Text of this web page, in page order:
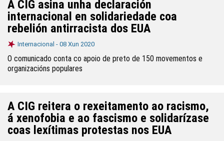
A CIG asina unha declaración
internacional en solidariedade coa
rebelión antirracista dos EUA
Internacional - 08 Xun 2020
O comunicado conta co apoio de preto de 150 movementos e
organizacións populares
A CIG reitera o rexeitamento ao racismo,
á xenofobia e ao fascismo e solidarízase
coas lexítimas protestas nos EUA